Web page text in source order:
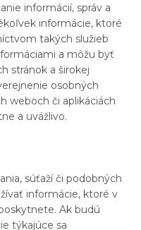
informácií, správ a
informácie, ktoré
takých služieb
a môžu byť
stránok a širokej
osobných
weboch či aplikáciách
a uvážlivo.
súťaží či podobných
informácie, ktoré v
Ak budú
týkajúce sa